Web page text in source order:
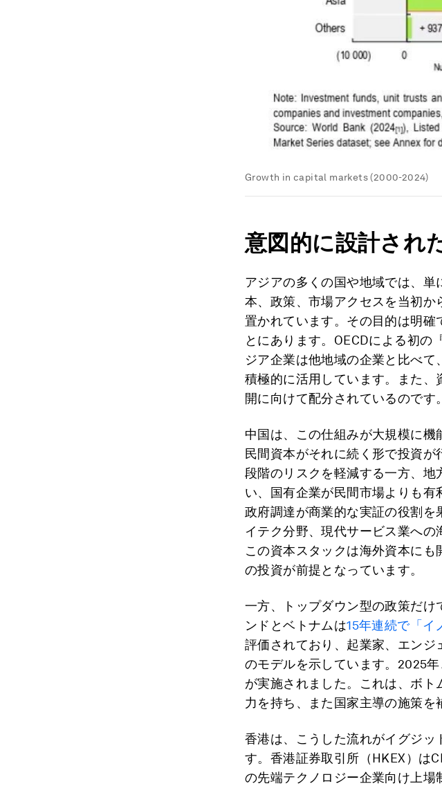
Growth in capital markets (2000-2024)
意図的に設計され
アジアの多くの国や地域では、
本、政策、市場アクセスを当初
置かれています。その目的は明確
とにあります。OECDによる初の
ジア企業は他地域の企業と比べ
積極的に活用しています。また
開に向けて配分されているのです。
中国は、この仕組みが大規模に機
民間資本がそれに続く形で投資
段階のリスクを軽減する一方、地
い、国有企業が民間市場よりも
政府調達が商業的な実証の役割を
イテク分野、現代サービス業への
この資本スタックは海外資本に
の投資が前提となっています。
一方、トップダウン型の政策だけ
ンドとベトナムは15年連続で「イ
評価されており、起業家、エンジ
のモデルを示しています。2025
が実施されました。これは、ボ
力を持ち、また国家主導の施策を
香港は、こうした流れがイグジ
す。香港証券取引所（HKEX）は
の先端テクノロジー企業向け上場